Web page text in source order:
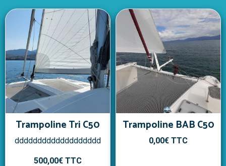
Trampoline Tri C50
ddddddddddddddddddd
500,00€ TTC
Trampoline BAB C50
0,00€ TTC